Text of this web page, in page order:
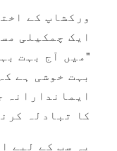
ورکشاپ کے
ایک چمکیلی
"میں آج بہت
بہت خوشی ہے
ایماندارانہ
کا تبادلہ
یہ سب کے لیے